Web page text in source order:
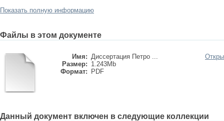
Показать полную информацию
Файлы в этом документе
Имя: Диссертация Петро ...
Размер: 1.243Mb
Формат:
PDF
Данный документ включен в следующие коллекции